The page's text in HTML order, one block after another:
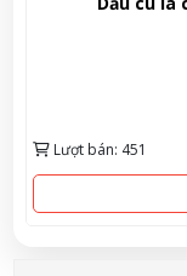
Lượt xem: 829